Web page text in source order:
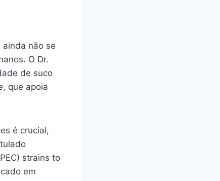
ainda não se
O Dr.
de suco
que apoia
é crucial,
strains to
em